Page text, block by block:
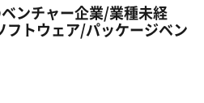
ンチャー企業/業種未経
トウェア/パッケージベン